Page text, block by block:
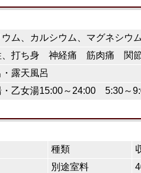
ム、カルシウム、マグネシウ
、打ち身 神経痛 筋肉痛 関
露天風呂
・乙女湯15:00～24:00 5:30
種類
別途室料